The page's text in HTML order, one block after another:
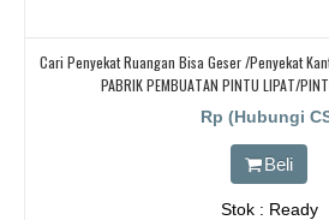
Cari Penyekat Ruangan Bisa Geser /Penyekat
PABRIK PEMBUATAN PINTU LIPAT/
Rp (Hubungi
Beli
Stok : Ready